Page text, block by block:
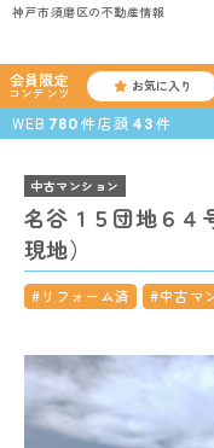
神戸市須磨区の不動産情報
会員限定
コンテンツ お気に入り
WEB 780 件店頭 43 件
中古マンション
名谷１５団地６４
現地）
#リフォーム済 #中古マ